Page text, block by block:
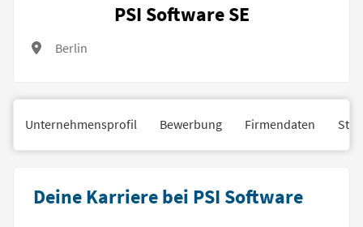
PSI Software SE
Berlin
Unternehmensprofil Bewerbung Firmendaten
Deine Karriere bei PSI Software